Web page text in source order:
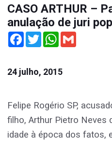
CASO ARTHUR –
anulação de juri
Facebook
TwitterWhatsApp
24 julho, 2015
Felipe Rogério SP,
filho, Arthur Pietro Neves
idade à época dos fatos,